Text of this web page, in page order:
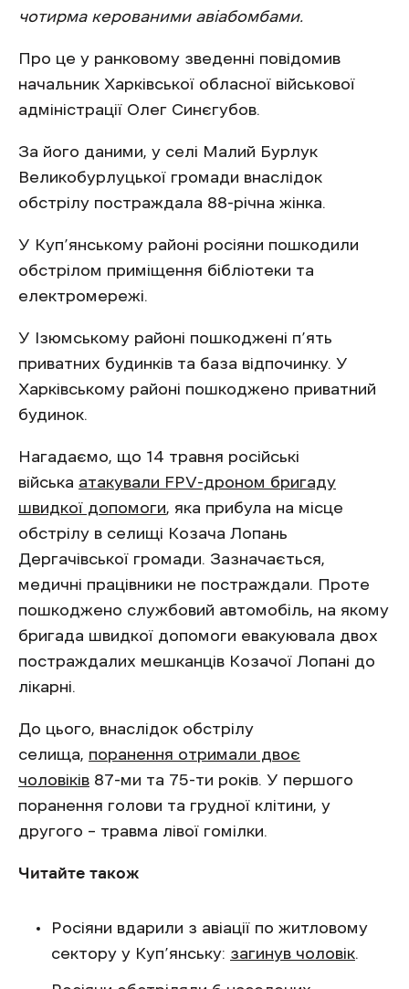
чотирма керованими авіабомбами.
Про це у ранковому зведенні повідомив
начальник Харківської обласної військової
адміністрації Олег Синєгубов.
За його даними, у селі Малий Бурлук
Великобурлуцької громади внаслідок
обстрілу постраждала 88-річна жінка.
У Куп’янському районі росіяни пошкодили
обстрілом приміщення бібліотеки та
електромережі.
У Ізюмському районі пошкоджені п’ять
приватних будинків та база відпочинку. У
Харківському районі пошкоджено приватний
будинок.
Нагадаємо, що 14 травня російські
війська атакували FPV-дроном бригаду
швидкої допомоги, яка прибула на місце
обстрілу в селищі Козача Лопань
Дергачівської громади. Зазначається,
медичні працівники не постраждали. Проте
пошкоджено службовий автомобіль, на якому
бригада швидкої допомоги евакуювала двох
постраждалих мешканців Козачої Лопані до
лікарні.
До цього, внаслідок обстрілу
селища, поранення отримали двоє
чоловіків 87-ми та 75-ти років. У першого
поранення голови та грудної клітини, у
другого – травма лівої гомілки.
Читайте також
Росіяни вдарили з авіації по житловому
сектору у Куп’янську: загинув чоловік.